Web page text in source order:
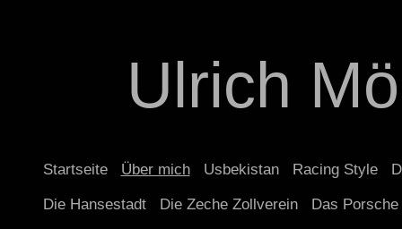
Ulrich
Startseite Über mich Usbekistan Racing Style
Die Hansestadt Die Zeche Zollverein Das